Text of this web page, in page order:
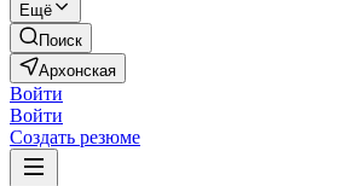
Ещё
Поиск
Архонская
Войти
Войти
Создать резюме